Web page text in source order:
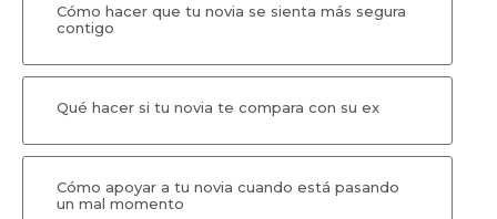
Cómo hacer que tu novia se sienta más segura
contigo
Qué hacer si tu novia te compara con su ex
Cómo apoyar a tu novia cuando está pasando
un mal momento